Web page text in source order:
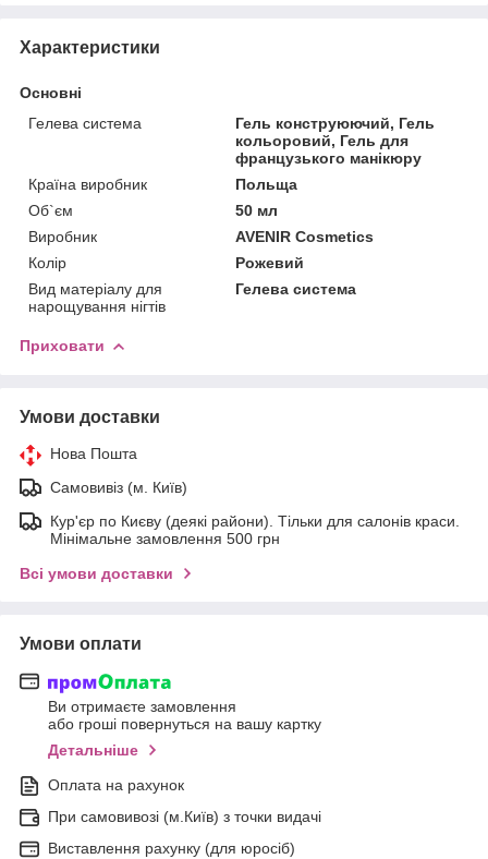
Характеристики
Основні
Гелева система
Гель конструюючий, Гель
кольоровий, Гель для
французького манікюру
Країна виробник
Польща
Об`єм
50 мл
Виробник
AVENIR Cosmetics
Колір
Рожевий
Вид матеріалу для
нарощування нігтів
Гелева система
Приховати
Умови доставки
Нова Пошта
Самовивіз (м. Київ)
Кур'єр по Києву (деякі райони). Тільки для салонів краси.
Мінімальне замовлення 500 грн
Всі умови доставки
Умови оплати
Ви отримаєте замовлення
або гроші повернуться на вашу картку
Детальніше
Оплата на рахунок
При самовивозі (м.Київ) з точки видачі
Виставлення рахунку (для юросіб)